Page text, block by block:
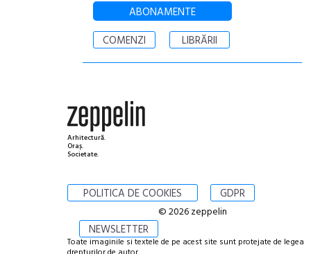
ABONAMENTE
COMENZI
LIBRĂRII
Arhitectură.
Oraș.
Societate.
POLITICA DE COOKIES GDPR
NEWSLETTER
© 2026 zeppelin
Toate imaginile si textele de pe acest site sunt protejate de legea